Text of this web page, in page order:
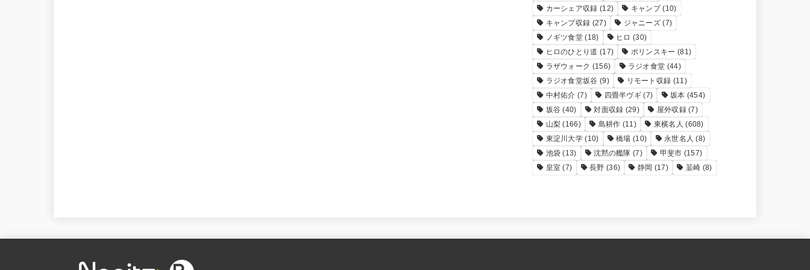
カーシェア収録 (12) キャンプ(10)
キャンプ収録 (27) ジャニーズ (7)
ノギツ食堂 (18) ヒロ (30)
ヒロのひとり道 (17) ポリンスキー (81)
ラザウォーク (156) ラジオ食堂 (44)
ラジオ食堂坂谷 (9) リモート収録 (11)
中村佑介 (7) 四畳半ヴギ (7) 坂本 (454)
坂谷 (40) 対面収録 (29) 屋外収録(7)
山梨 (166) 島耕作 (11) 東横名人 (608)
東淀川大学 (10) 橋場 (10) 永世名人 (8)
池袋 (13) 沈黙の艦隊 (7) 甲斐市 (157)
皇室 (7) 長野 (36) 静岡 (17) 韮崎 (8)